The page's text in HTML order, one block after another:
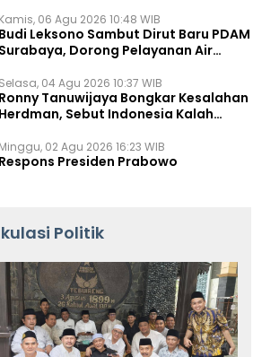
Kamis, 06 Agu 2026 10:48 WIB
Budi Leksono Sambut Dirut Baru PDAM
Surabaya, Dorong Pelayanan Air
Selasa, 04 Agu 2026 10:37 WIB
Ronny Tanuwijaya Bongkar Kesalahan
Herdman, Sebut Indonesia Kalah
Minggu, 02 Agu 2026 16:23 WIB
Respons Presiden Prabowo
Politik